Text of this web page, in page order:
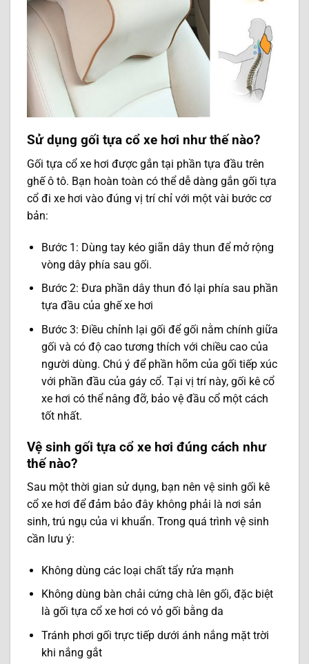
Sử dụng gối tựa cổ xe hơi như thế nào?
Gối tựa cổ xe hơi được gắn tại phần tựa đầu trên
ghế ô tô. Bạn hoàn toàn có thể dễ dàng gắn gối tựa
cổ đi xe hơi vào đúng vị trí chỉ với một vài bước cơ
bản:
Bước 1: Dùng tay kéo giãn dây thun để mở rộng
vòng dây phía sau gối.
Bước 2: Đưa phần dây thun đó lại phía sau phần
tựa đầu của ghế xe hơi
Bước 3: Điều chỉnh lại gối để gối nằm chính giữa
gối và có độ cao tương thích với chiều cao của
người dùng. Chú ý để phần hõm của gối tiếp xúc
với phần đầu của gáy cổ. Tại vị trí này, gối kê cổ
xe hơi có thể nâng đỡ, bảo vệ đầu cổ một cách
tốt nhất.
Vệ sinh gối tựa cổ xe hơi đúng cách như
thế nào?
Sau một thời gian sử dụng, bạn nên vệ sinh gối kê
cổ xe hơi để đảm bảo đây không phải là nơi sản
sinh, trú ngụ của vi khuẩn. Trong quá trình vệ sinh
cần lưu ý:
Không dùng các loại chất tẩy rửa mạnh
Không dùng bàn chải cứng chà lên gối, đặc biệt
là gối tựa cổ xe hơi có vỏ gối bằng da
Tránh phơi gối trực tiếp dưới ánh nắng mặt trời
khi nắng gắt